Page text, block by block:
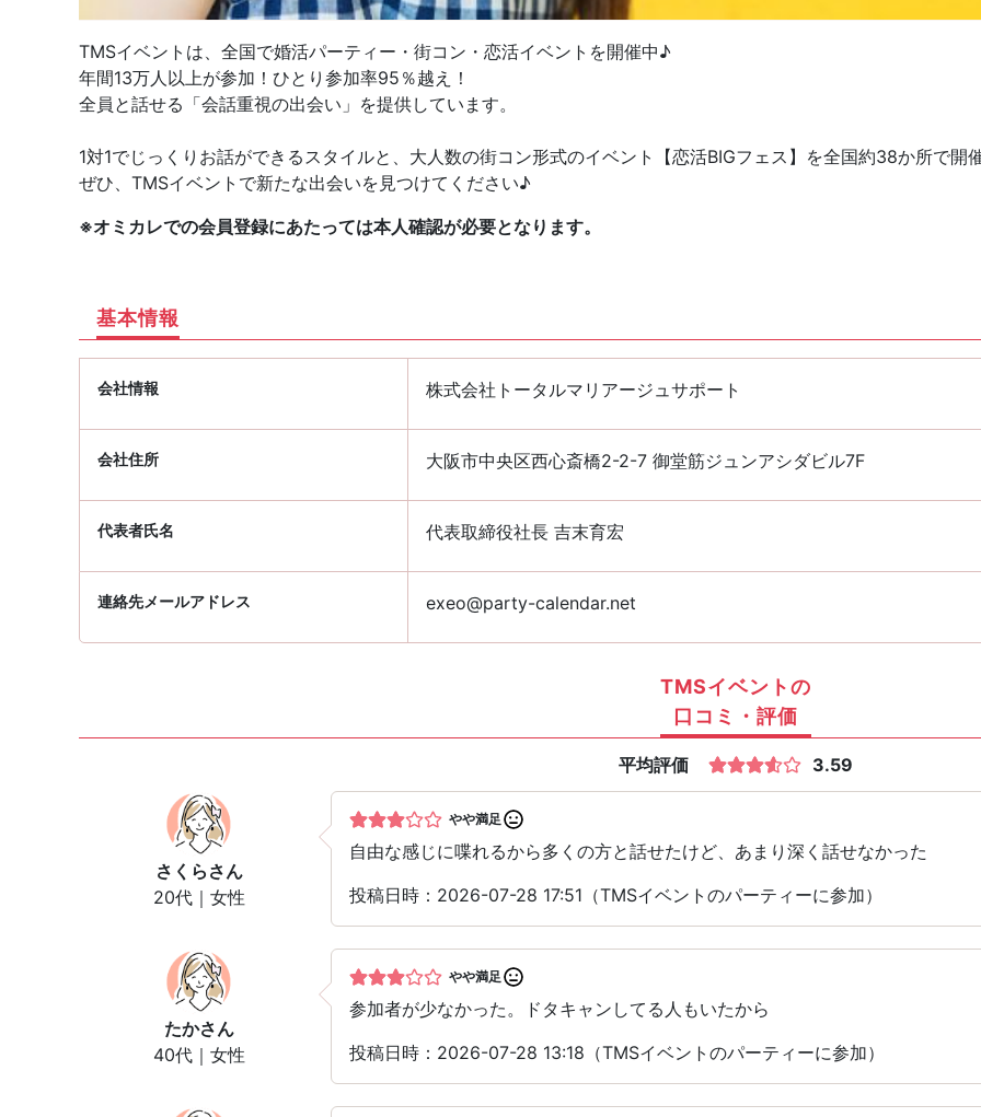
TMSイベントは、全国で婚活パーティー・街コン・恋活イベントを開催中♪
年間13万人以上が参加！ひとり参加率95％越え！
全員と話せる「会話重視の出会い」を提供しています。
1対1でじっくりお話ができるスタイルと、大人数の街コン形式のイベント【恋活BIGフェス】を全国約38か所で開
ぜひ、TMSイベントで新たな出会いを見つけてください♪
※オミカレでの会員登録にあたっては本人確認が必要となります。
基本情報
会社情報 株式会社トータルマリアージュサポート
会社住所 大阪市中央区西心斎橋2-2-7 御堂筋ジュンアシダビル7F
代表者氏名 代表取締役社長 吉末育宏
連絡先メールアドレス exeo@party-calendar.net
TMSイベントの
口コミ・評価
平均評価 3.59
さくら さん
20代｜女性
やや満足
自由な感じに喋れるから多くの方と話せたけど、あまり深く話せなかった
投稿日時：2026-07-28 17:51（TMSイベントのパーティーに参加）
たかさん
40代｜女性
やや満足
参加者が少なかった。ドタキャンしてる人もいたから
投稿日時：2026-07-28 13:18（TMSイベントのパーティーに参加）